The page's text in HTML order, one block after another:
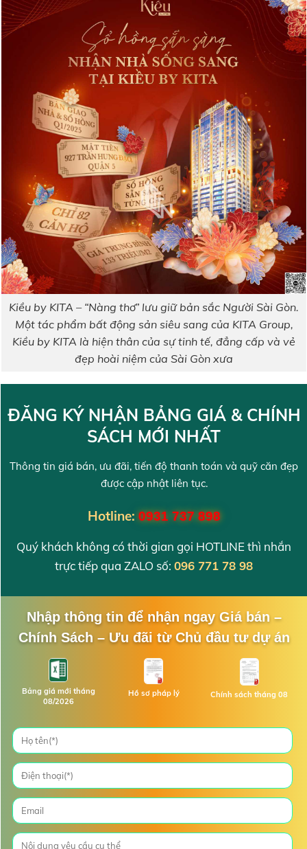
Kiều by KITA – “Nàng thơ” lưu giữ bản sắc Người Sài Gòn.
Một tác phẩm bất động sản siêu sang của KITA Group,
Kiều by KITA là hiện thân của sự tinh tế, đẳng cấp và vẻ
đẹp hoài niệm của Sài Gòn xưa
ĐĂNG KÝ NHẬN BẢNG GIÁ & CHÍNH
SÁCH MỚI NHẤT
Thông tin giá bán, ưu đãi, tiến độ thanh toán và quỹ căn đẹp
được cập nhật liên tục.
Hotline:0931 737 898
Quý khách không có thời gian gọi HOTLINE thì nhắn
trực tiếp qua ZALO số: 096 771 78 98
Nhập thông tin để nhận ngay Giá bán –
Chính Sách – Ưu đãi từ Chủ đầu tư dự án
Bảng giá mới tháng
08/2026
Hồ sơ pháp lý Chính sách tháng 08